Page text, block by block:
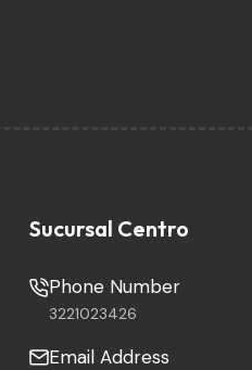
Sucursal Centro
Phone Number
3221023426
Email Address